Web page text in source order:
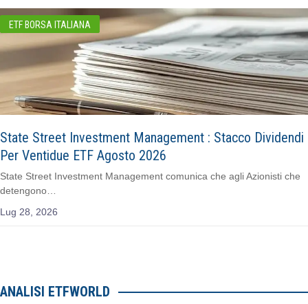
ETF BORSA ITALIANA
State Street Investment Management : Stacco Dividendi
Per Ventidue ETF Agosto 2026
State Street Investment Management comunica che agli Azionisti che
detengono…
Lug 28, 2026
ANALISI ETFWORLD